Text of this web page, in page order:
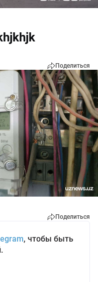
Поделиться
Поделиться
, чтобы быть